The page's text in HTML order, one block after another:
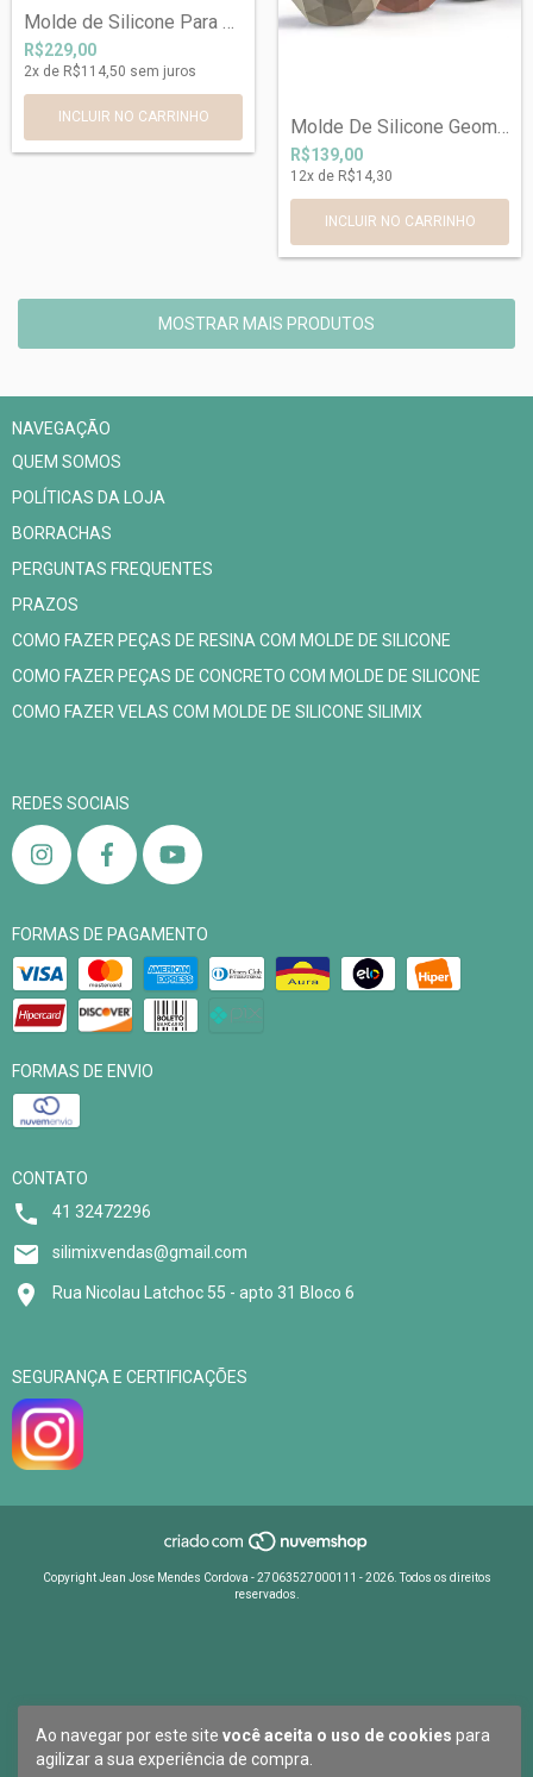
Ao navegar por este site você aceita o uso de cookies para
agilizar a sua experiência de compra.
Molde de Silicone Para Bandeja Redonda 2...
R$229,00
2x de R$114,50 sem juros
Molde De Silicone Geométrico Ref 009
R$139,00
12x de R$14,30
MOSTRAR MAIS PRODUTOS
NAVEGAÇÃO
QUEM SOMOS
POLÍTICAS DA LOJA
BORRACHAS
PERGUNTAS FREQUENTES
PRAZOS
COMO FAZER PEÇAS DE RESINA COM MOLDE DE SILICONE
COMO FAZER PEÇAS DE CONCRETO COM MOLDE DE SILICONE
COMO FAZER VELAS COM MOLDE DE SILICONE SILIMIX
REDES SOCIAIS
FORMAS DE PAGAMENTO
FORMAS DE ENVIO
CONTATO
41 32472296
silimixvendas@gmail.com
Rua Nicolau Latchoc 55 - apto 31 Bloco 6
SEGURANÇA E CERTIFICAÇÕES
Copyright Jean Jose Mendes Cordova - 27063527000111 - 2026. Todos os direitos
reservados.